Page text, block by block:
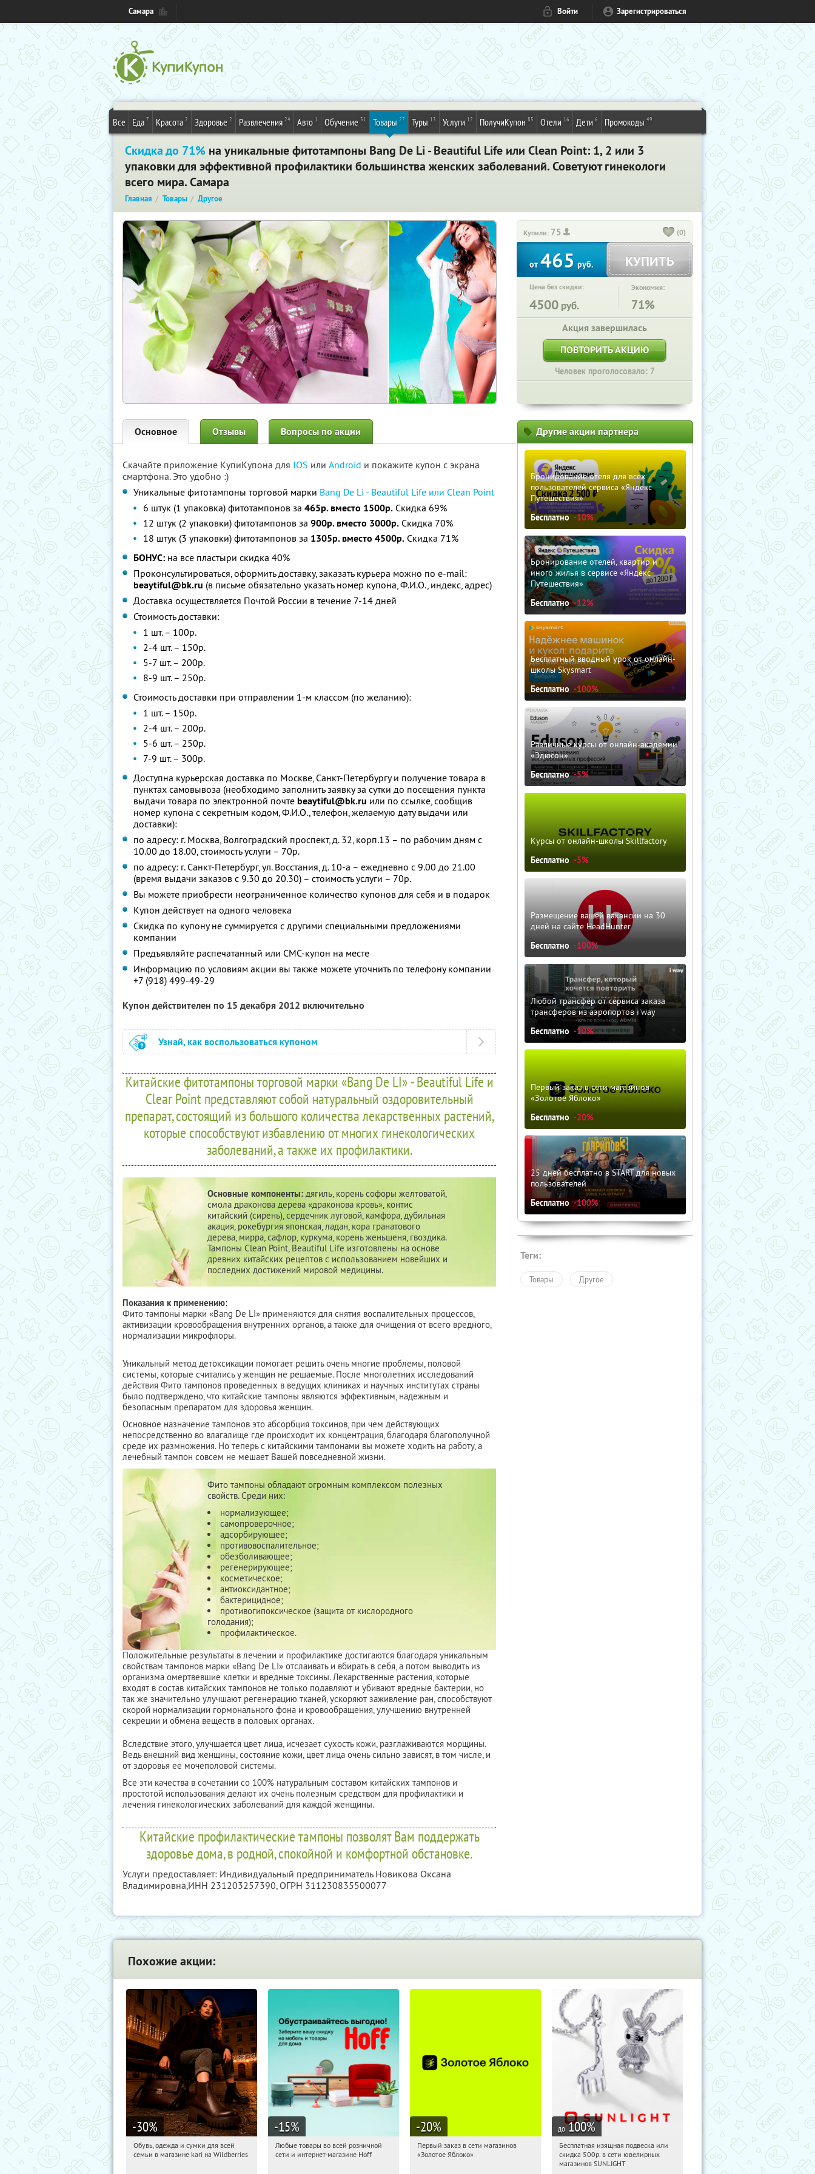
Самара Войти Зарегистрироваться
Все Еда 7 Красота 2 Здоровье 2 Развлечения 24 Авто 1 Обучение 31 Товары 27 Туры 13 Услуги 12 ПолучиКупон 85 Отели 16 Дети 6 Промокоды 49
Скидка до 71% на уникальные фитотампоны Bang De Li - Beautiful Life или Clean Point: 1, 2 или 3
упаковки для эффективной профилактики большинства женских заболеваний. Советуют гинекологи
всего мира. Самара
Главная Товары Другое
Купили: 75 (0)
от465руб. КУПИТЬ
Цена без скидки:
4500 руб.
Экономия:
71%
Акция завершилась
ПОВТОРИТЬ АКЦИЮ
Человек проголосовало: 7
Основное Отзывы Вопросы по акции
Скачайте приложение КупиКупона для IOS или Android и покажите купон с экрана
смартфона. Это удобно :)
Уникальные фитотампоны торговой марки Bang De Li - Beautiful Life или Clean Point
6 штук (1 упаковка) фитотампонов за 465р. вместо 1500р. Скидка 69%
12 штук (2 упаковки) фитотампонов за 900р. вместо 3000р. Скидка 70%
18 штук (3 упаковки) фитотампонов за 1305р. вместо 4500р. Скидка 71%
БОНУС: на все пластыри скидка 40%
Проконсультироваться, оформить доставку, заказать курьера можно по e-mail:
beaytiful@bk.ru (в письме обязательно указать номер купона, Ф.И.О., индекс, адрес)
Доставка осуществляется Почтой России в течение 7-14 дней
Стоимость доставки:
1 шт. – 100р.
2-4 шт. – 150р.
5-7 шт. – 200р.
8-9 шт. – 250р.
Стоимость доставки при отправлении 1-м классом (по желанию):
1 шт. – 150р.
2-4 шт. – 200р.
5-6 шт. – 250р.
7-9 шт. – 300р.
Доступна курьерская доставка по Москве, Санкт-Петербургу и получение товара в
пунктах самовывоза (необходимо заполнить заявку за сутки до посещения пункта
выдачи товара по электронной почте beaytiful@bk.ru или по ссылке, сообщив
номер купона с секретным кодом, Ф.И.О., телефон, желаемую дату выдачи или
доставки):
по адресу: г. Москва, Волгоградский проспект, д. 32, корп.13 – по рабочим дням с
10.00 до 18.00, стоимость услуги – 70р.
по адресу: г. Санкт-Петербург, ул. Восстания, д. 10-а – ежедневно с 9.00 до 21.00
(время выдачи заказов с 9.30 до 20.30) – стоимость услуги – 70р.
Вы можете приобрести неограниченное количество купонов для себя и в подарок
Купон действует на одного человека
Скидка по купону не суммируется с другими специальными предложениями
компании
Предъявляйте распечатанный или СМС-купон на месте
Информацию по условиям акции вы также можете уточнить по телефону компании
+7 (918) 499-49-29
Купон действителен по 15 декабря 2012 включительно
Узнай, как воспользоваться купоном
Китайские фитотампоны торговой марки «Bang De LI» - Beautiful Life и
Clear Point представляют собой натуральный оздоровительный
препарат, состоящий из большого количества лекарственных растений,
которые способствуют избавлению от многих гинекологических
заболеваний, а также их профилактики.
Основные компоненты: дягиль, корень софоры желтоватой,
смола драконова дерева «драконова кровь», контис
китайский (сирень), сердечник луговой, камфора, дубильная
акация, рокебургия японская, ладан, кора гранатового
дерева, мирра, сафлор, куркума, корень женьшеня, гвоздика.
Тампоны Clean Point, Beautiful Life изготовлены на основе
древних китайских рецептов с использованием новейших и
последних достижений мировой медицины.
Показания к применению:
Фито тампоны марки «Bang De LI» применяются для снятия воспалительных процессов,
активизации кровообращения внутренних органов, а также для очищения от всего вредного,
нормализации микрофлоры.
Уникальный метод детоксикации помогает решить очень многие проблемы, половой
системы, которые считались у женщин не решаемые. После многолетних исследований
действия Фито тампонов проведенных в ведущих клиниках и научных институтах страны
было подтверждено, что китайские тампоны являются эффективным, надежным и
безопасным препаратом для здоровья женщин.
Основное назначение тампонов это абсорбция токсинов, при чем действующих
непосредственно во влагалище где происходит их концентрация, благодаря благополучной
среде их размножения. Но теперь с китайскими тампонами вы можете ходить на работу, а
лечебный тампон совсем не мешает Вашей повседневной жизни.
Фито тампоны обладают огромным комплексом полезных
свойств. Среди них:
нормализующее;
самопроверочное;
адсорбирующее;
противовоспалительное;
обезболивающее;
регенерирующее;
косметическое;
антиоксидантное;
бактерицидное;
противогипоксическое (защита от кислородного
голодания);
профилактическое.
Положительные результаты в лечении и профилактике достигаются благодаря уникальным
свойствам тампонов марки «Bang De LI» отслаивать и вбирать в себя, а потом выводить из
организма омертвевшие клетки и вредные токсины. Лекарственные растения, которые
входят в состав китайских тампонов не только подавляют и убивают вредные бактерии, но
так же значительно улучшают регенерацию тканей, ускоряют заживление ран, способствуют
скорой нормализации гормонального фона и кровообращения, улучшению внутренней
секреции и обмена веществ в половых органах.
Вследствие этого, улучшается цвет лица, исчезает сухость кожи, разглаживаются морщины.
Ведь внешний вид женщины, состояние кожи, цвет лица очень сильно зависят, в том числе, и
от здоровья ее мочеполовой системы.
Все эти качества в сочетании со 100% натуральным составом китайских тампонов и
простотой использования делают их очень полезным средством для профилактики и
лечения гинекологических заболеваний для каждой женщины.
Китайские профилактические тампоны позволят Вам поддержать
здоровье дома, в родной, спокойной и комфортной обстановке.
Услуги предоставляет: Индивидуальный предприниматель Новикова Оксана
Владимировна,ИНН 231203257390, ОГРН 311230835500077
Другие акции партнера
Бронирование отеля для всех
пользователей сервиса «Яндекс
Путешествия»
Бесплатно -10%
Бронирование отелей, квартир и
иного жилья в сервисе «Яндекс
Путешествия»
Бесплатно -12%
Бесплатный вводный урок от онлайн-
школы Skysmart
Бесплатно -100%
Различные курсы от онлайн-академии
«Эдюсон»
Бесплатно -5%
Курсы от онлайн-школы Skillfactory
Бесплатно -5%
Размещение вашей вакансии на 30
дней на сайте HeadHunter
Бесплатно -100%
Любой трансфер от сервиса заказа
трансферов из аэропортов i'way
Бесплатно -10%
Первый заказ в сети магазинов
«Золотое Яблоко»
Бесплатно -20%
25 дней бесплатно в START для новых
пользователей
Бесплатно -100%
Теги:
Товары Другое
Похожие акции:
-30%
18:54:26 Получили:
Обувь, одежда и сумки для всей
семьи в магазине kari на Wildberries
-15%
18:54:26 Получили:
Любые товары во всей розничной
сети и интернет-магазине Hoff
-20%
18:54:26
Получи первым!
Первый заказ в сети магазинов
«Золотое Яблоко»
до 100%
18:54:26 Получили:
Россия
Бесплатная изящная подвеска или
скидка 500р. в сети ювелирных
магазинов SUNLIGHT